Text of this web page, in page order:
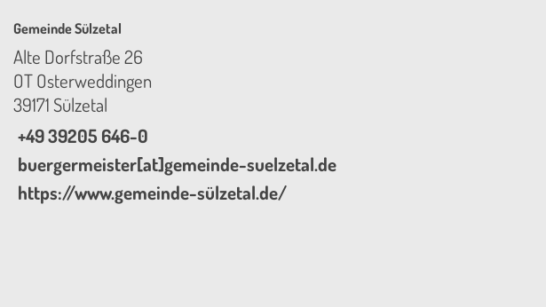
Gemeinde Sülzetal
Alte Dorfstraße 26
OT Osterweddingen
39171 Sülzetal
+49 39205 646-0
buergermeister[at]gemeinde-suelzetal.de
https://www.gemeinde-sülzetal.de/